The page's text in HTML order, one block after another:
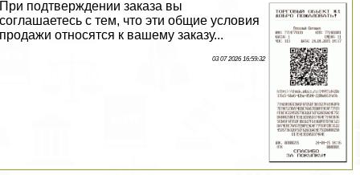
При подтверждении заказа вы
соглашаетесь с тем, что эти общие условия
продажи относятся к вашему заказу...
03 07 2026 16:59:32